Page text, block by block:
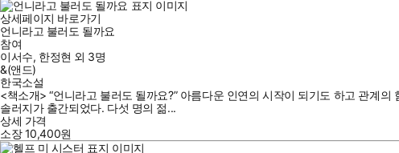
상세페이지 바로가기
언니라고 불러도 될까요
참여
이서수, 한정현 외 3명
&(앤드)
한국소설
<책소개> “언니라고 불러도 될까요?” 아름다운 인연의 시작이 되기도 하고 관계
솔러지가 출간되었다. 다섯 명의 젊...
상세 가격
소장10,400원